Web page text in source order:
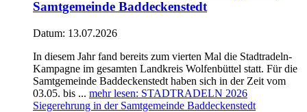
Samtgemeinde Baddeckenstedt
Datum: 13.07.2026
In diesem Jahr fand bereits zum vierten Mal die Stadtradeln-
Kampagne im gesamten Landkreis Wolfenbüttel statt. Für die
Samtgemeinde Baddeckenstedt haben sich in der Zeit vom
03.05. bis ... mehr lesen: STADTRADELN 2026
Siegerehrung in der Samtgemeinde Baddeckenstedt